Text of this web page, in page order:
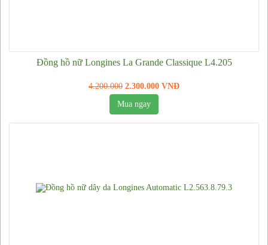
Dây lưng
Dây lưng Louis Vuitton
Dây lưng Montblanc
Dây lưng Dunhill
Đồng hồ nữ Longines La Grande Classique L4.205
4.200.000 2.300.000 VNĐ
Mua ngay